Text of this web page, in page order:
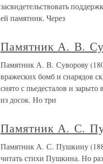
засвидетельствовать
ей памятник. Через
Памятник А. В.
Памятник А. В. Суворову
вражеских бомб и снарядов
снято с пьедесталов и
из досок. Но три
Памятник А. С.
Памятник А. С. Пушкину
читать стихи Пушкина. Но